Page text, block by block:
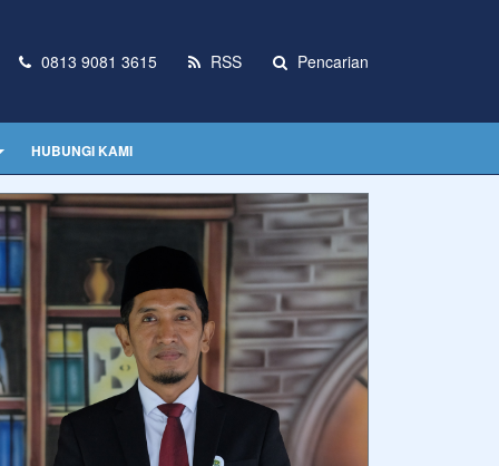
0813 9081 3615 RSS Pencarian
HUBUNGI KAMI